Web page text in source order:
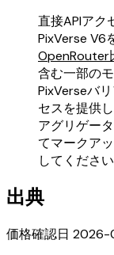
直接APIアク
PixVerse V6
OpenRouter
含む一部の
PixVerseバ
セスを提供
アグリゲー
てマークア
してください
出典
価格確認日